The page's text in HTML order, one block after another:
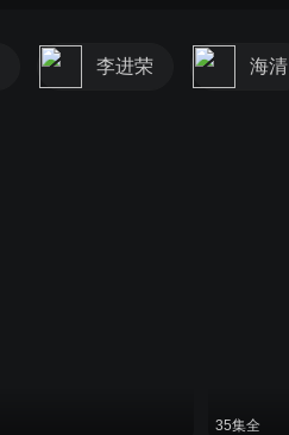
李进荣 海清
35集全